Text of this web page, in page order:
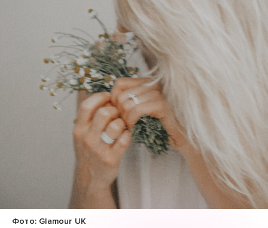
Фото: Glamour UK